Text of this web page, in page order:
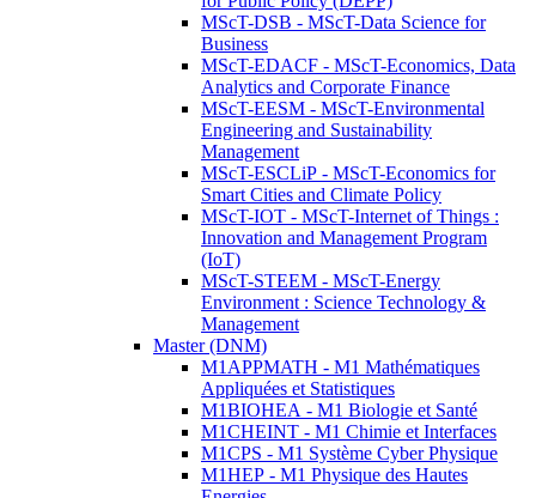
MScT-DSB - MScT-Data Science for
Business
MScT-EDACF - MScT-Economics, Data
Analytics and Corporate Finance
MScT-EESM - MScT-Environmental
Engineering and Sustainability
Management
MScT-ESCLiP - MScT-Economics for
Smart Cities and Climate Policy
MScT-IOT - MScT-Internet of Things :
Innovation and Management Program
(IoT)
MScT-STEEM - MScT-Energy
Environment : Science Technology &
Management
Master (DNM)
M1APPMATH - M1 Mathématiques
Appliquées et Statistiques
M1BIOHEA - M1 Biologie et Santé
M1CHEINT - M1 Chimie et Interfaces
M1CPS - M1 Système Cyber Physique
M1HEP - M1 Physique des Hautes